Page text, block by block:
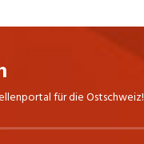
für die Ostschweiz!